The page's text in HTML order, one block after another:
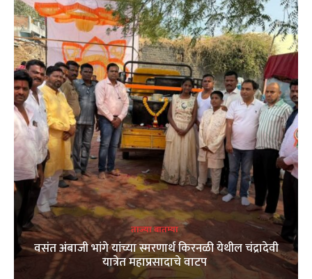
ताज्या बातम्या
वसंत अंबाजी भांगे यांच्या स्मरणार्थ किरनळी येथील चंद्रादेवी
यात्रेत महाप्रसादाचे वाटप